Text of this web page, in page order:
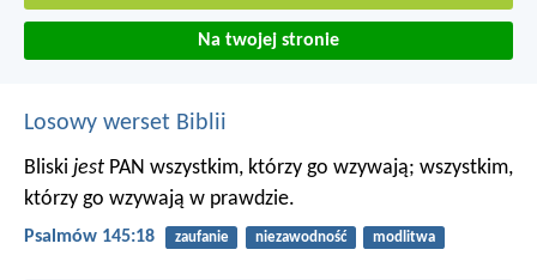
Na twojej stronie
Losowy werset Biblii
Bliski jest PAN wszystkim, którzy go wzywają; wszystkim,
którzy go wzywają w prawdzie.
Psalmów 145:18 zaufanie niezawodność modlitwa